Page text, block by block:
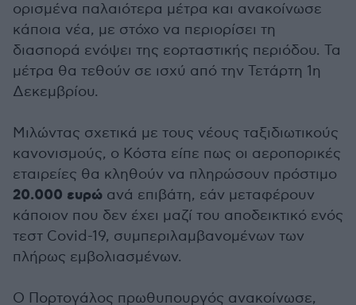
ορισμένα παλαιότερα μέτρα και ανακοίνωσε
κάποια νέα, με στόχο να περιορίσει τη
διασπορά ενόψει της εορταστικής περιόδου. Τα
μέτρα θα τεθούν σε ισχύ από την Τετάρτη 1η
Δεκεμβρίου.
Μιλώντας σχετικά με τους νέους ταξιδιωτικούς
κανονισμούς, ο Κόστα είπε πως οι αεροπορικές
εταιρείες θα κληθούν να πληρώσουν πρόστιμο
20.000 ευρώ ανά επιβάτη, εάν μεταφέρουν
κάποιον που δεν έχει μαζί του αποδεικτικό ενός
τεστ Covid-19, συμπεριλαμβανομένων των
πλήρως εμβολιασμένων.
Ο Πορτογάλος πρωθυπουργός ανακοίνωσε,